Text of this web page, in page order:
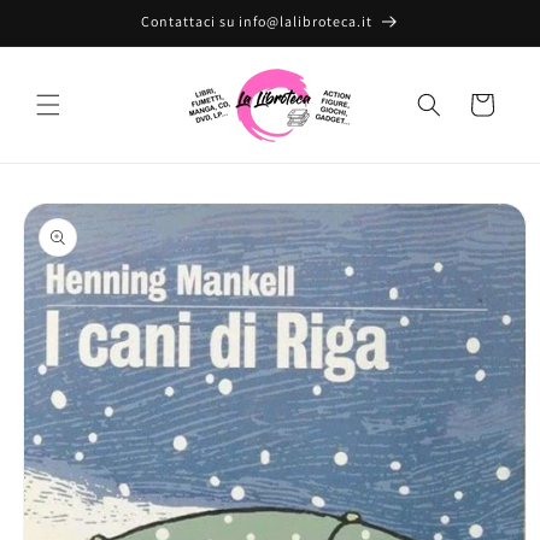
ai contenuti
Contattaci su info@lalibroteca.it
Carrello
Passa alle
informazioni
sul prodotto